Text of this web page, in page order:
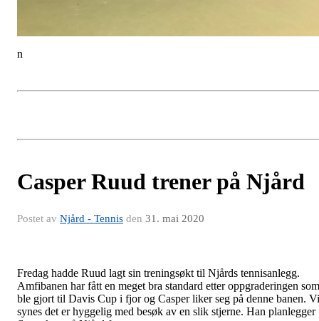
n
Casper Ruud trener på Njård
Postet av Njård - Tennis den 31. mai 2020
Fredag hadde Ruud lagt sin treningsøkt til Njårds tennisanlegg.
Amfibanen har fått en meget bra standard etter oppgraderingen som
ble gjort til Davis Cup i fjor og Casper liker seg på denne banen. Vi
synes det er hyggelig med besøk av en slik stjerne. Han planlegger